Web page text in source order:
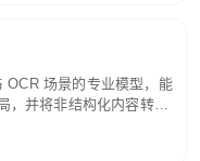
OCR 场景的专业模型，能
，并将非结构化内容转换
。